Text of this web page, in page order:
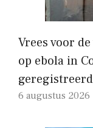
Vrees voor
op ebola in
6 augustus 2026